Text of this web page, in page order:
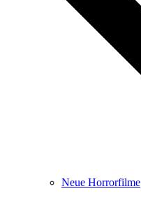
Neue Horrorfilme